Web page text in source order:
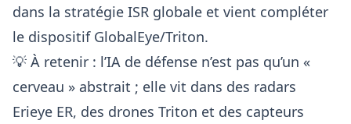
dans la stratégie ISR globale et vient compléter
le dispositif GlobalEye/Triton.
💡 À retenir : l’IA de défense n’est pas qu’un «
cerveau » abstrait ; elle vit dans des radars
Erieye ER, des drones Triton et des capteurs